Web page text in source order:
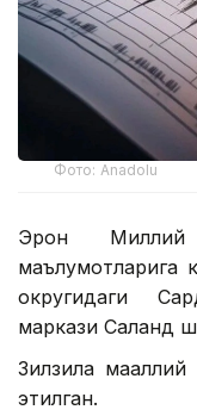
Фото: Аnadolu
Эрон Миллий
маълумотларига
округидаги
маркази Саланд
Зилзила
этилган.